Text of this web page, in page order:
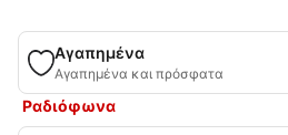
Αγαπημένα
Αγαπημένα και πρόσφατα
Ραδιόφωνα